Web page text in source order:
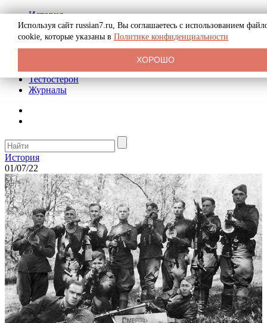
История
Биография
Криминал
Реклама на сайте
Тестостерон
Журналы
История
01/07/22
Используя сайт russian7.ru, Вы соглашаетесь с использованием
cookie, которые указаны в Политике конфиденциальности
ХОРОШО